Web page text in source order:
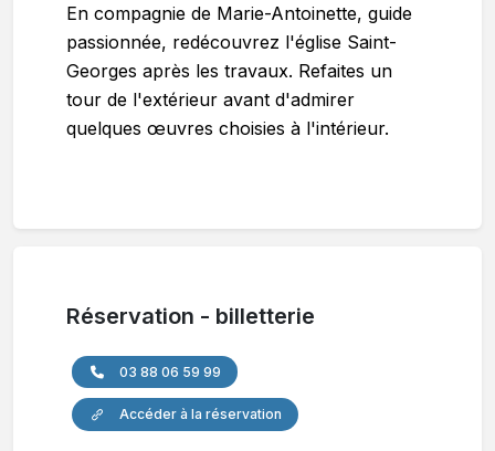
En compagnie de Marie-Antoinette, guide
passionnée, redécouvrez l'église Saint-
Georges après les travaux. Refaites un
tour de l'extérieur avant d'admirer
quelques œuvres choisies à l'intérieur.
Réservation - billetterie
03 88 06 59 99
Accéder à la réservation